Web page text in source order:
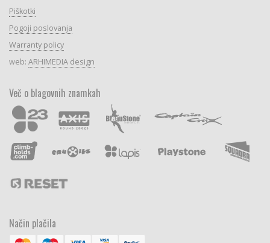
Piškotki
Pogoji poslovanja
Warranty policy
web: ARHIMEDIA design
Več o blagovnih znamkah
Način plačila